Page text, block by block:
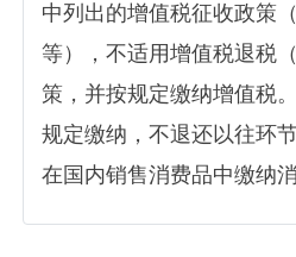
中列出的增值税征收政策
等），不适用增值税退税
策，并按规定缴纳增值税
规定缴纳，不退还以往环
在国内销售消费品中缴纳